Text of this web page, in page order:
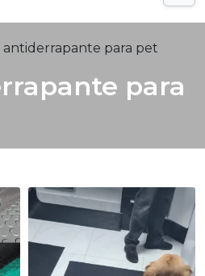
antiderrapante para pet
para